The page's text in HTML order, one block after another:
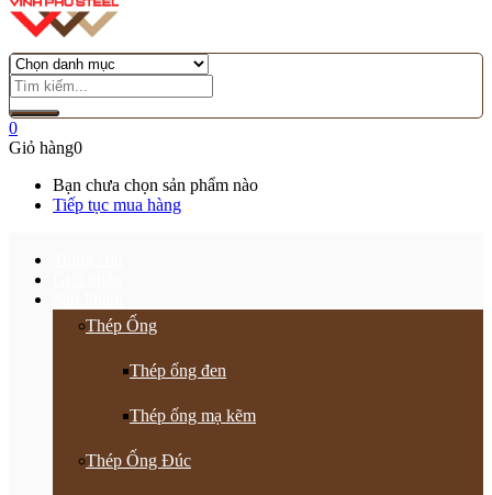
0
Giỏ hàng0
Bạn chưa chọn sản phẩm nào
Tiếp tục mua hàng
Thép Ống
Thép ống đen
Thép ống mạ kẽm
Thép Ống Đúc